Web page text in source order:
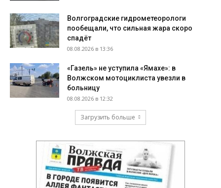
Волгоградские гидрометеорологи
пообещали, что сильная жара скоро
спадёт
08.08.2026 в 13:36
«Газель» не уступила «Ямахе»: в
Волжском мотоциклиста увезли в
больницу
08.08.2026 в 12:32
Загрузить больше